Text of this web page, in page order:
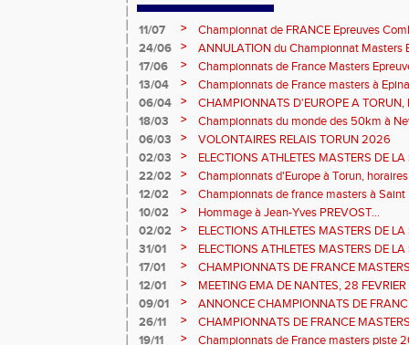
11/07 >
Championnat de FRANCE Epreuves
et Marche CHATEAUROUX
24/06 >
ANNULATION du Championnat Masters
Châteauroux les 27-28 juin
17/06 >
Championnats de France Masters
fond long
13/04 >
Championnats de France masters à
prévisionnels, montée de barres et
06/04 >
CHAMPIONNATS D'EUROPE A
18/03
>
Championnats du monde des 50km à
Sébastien DOUMENC.
06/03 >
VOLONTAIRES RELAIS TORUN 2026
02/03
>
ELECTIONS ATHLETES MASTERS DE
2ème vote : athlètes hommes.
22/02 >
Championnats d'Europe à Torun,
informations...
12/02 >
Championnats de france masters à Saint
février 2026.
10/02 >
Hommage à Jean-Yves PREVOST...
02/02
>
ELECTIONS ATHLETES MASTERS DE
vote : athlètes femmes.
31/01 >
ELECTIONS ATHLETES MASTERS DE
17/01
>
CHAMPIONNATS DE FRANCE
informations sur les inscriptions et report
12/01 >
MEETING EMA DE NANTES, 28
09/01
>
ANNONCE CHAMPIONNATS DE
ÉPREUVES COMBINÉES ET ÉPREUVES
26/11 >
CHAMPIONNATS DE FRANCE
2026, site de l'organisation.
19/11 >
Championnats de France masters piste